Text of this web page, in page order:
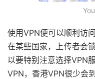
使用VPN便可以顺利访
在某些国家，上传者会
以要特别注意选择VPN
VPN，香港VPN很少会